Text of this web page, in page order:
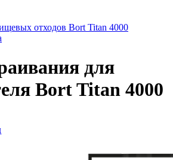
отходов Bort Titan 4000
для
Bort Titan 4000